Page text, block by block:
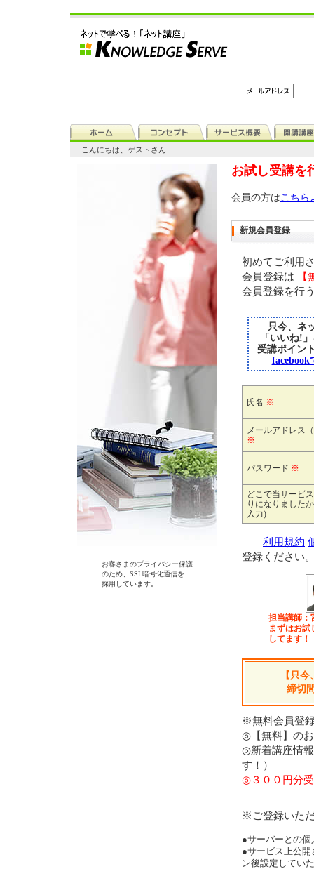
こんにちは、ゲストさん
お客さまのプライバシー保護
のため、SSL暗号化通信を
採用しています。
お試し受講を
会員の方はこちら
新規会員登録
初めてご利用
会員登録は 【
会員登録を行
只今、ネ
「いいね!
受講ポイン
facebook
氏名 ※
メールアドレス
※
パスワード ※
どこで当サービ
りになりました
入力)
利用規約
登録ください
担当講師
まずはお試
してます！
【只
締切
※無料会員登
◎【無料】の
◎新着講座情
す！）
◎３００円分
※ご登録いた
●サーバーとの個
●サービス上公
ン後設定してい